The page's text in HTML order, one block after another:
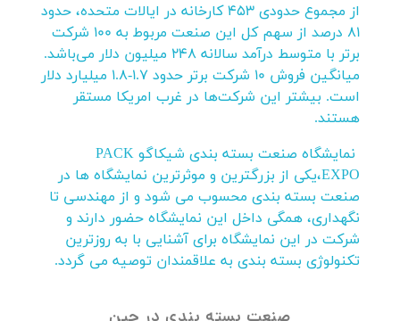
از مجموع حدودی 453 کارخانه در ایالات متحده، حدود
81 درصد از سهم کل این صنعت مربوط به 100 شرکت
برتر با متوسط درآمد سالانه 248 میلیون دلار می‌باشد.
میانگین فروش 10 شرکت برتر حدود 1.7-1.8 میلیارد دلار
است. بیشتر این شرکت‌ها در غرب امریکا مستقر
هستند.
نمایشگاه صنعت بسته بندی شیکاگو PACK
EXPO،یکی از بزرگترین و موثرترین نمایشگاه ها در
صنعت بسته بندی محسوب می شود و از مهندسی تا
نگهداری، همگی داخل این نمایشگاه حضور دارند و
شرکت در این نمایشگاه برای آشنایی با به روزترین
تکنولوژی بسته بندی به علاقمندان توصیه می گردد.